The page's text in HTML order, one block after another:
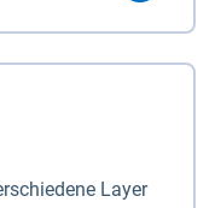
die dem
Tiden, vor allem
Layer